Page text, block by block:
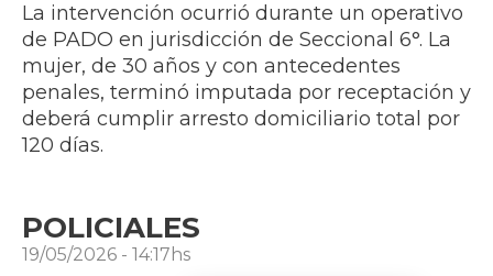
La intervención ocurrió durante un operativo
de PADO en jurisdicción de Seccional 6°. La
mujer, de 30 años y con antecedentes
penales, terminó imputada por receptación y
deberá cumplir arresto domiciliario total por
120 días.
POLICIALES
19/05/2026 - 14:17hs